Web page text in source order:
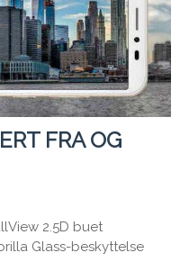
FRA OG
2.5D buet
Glass-beskyttelse